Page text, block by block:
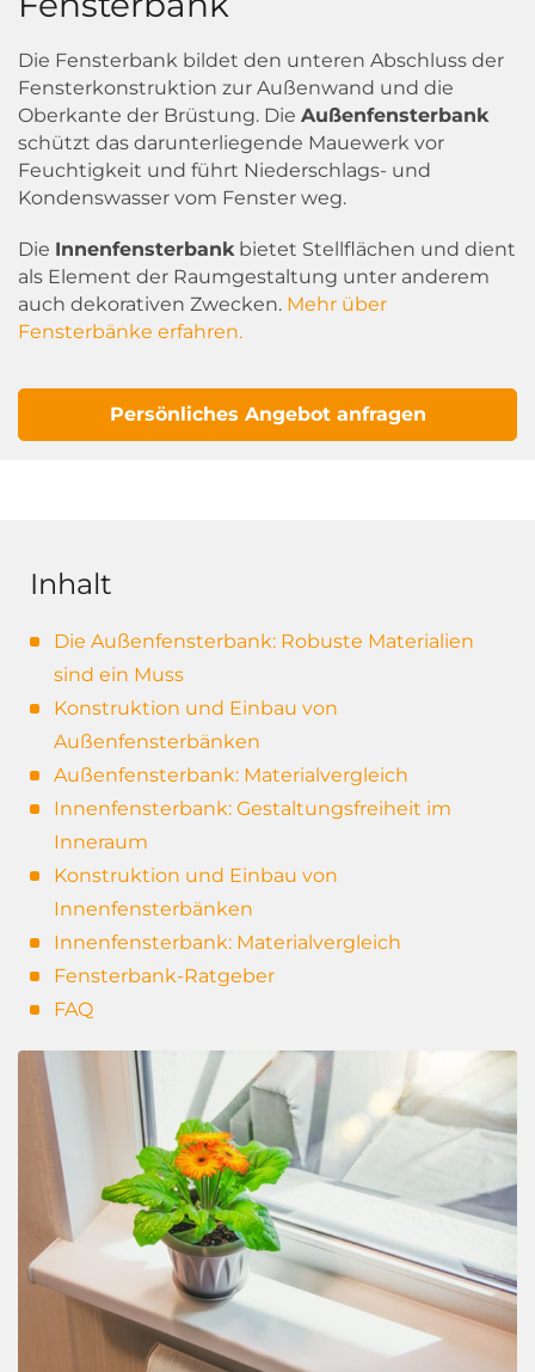
Die Fensterbank bildet den unteren Abschluss der
Fensterkonstruktion zur Außenwand und die
Oberkante der Brüstung. Die Außenfensterbank
schützt das darunterliegende Mauewerk vor
Feuchtigkeit und führt Niederschlags- und
Kondenswasser vom Fenster weg.
Die Innenfensterbankbietet Stellflächen und dient
als Element der Raumgestaltung unter anderem
auch dekorativen Zwecken. Mehr über
Fensterbänke erfahren.
Persönliches Angebot anfragen
Inhalt
Die Außenfensterbank: Robuste Materialien
sind ein Muss
Konstruktion und Einbau von
Außenfensterbänken
Außenfensterbank: Materialvergleich
Innenfensterbank: Gestaltungsfreiheit im
Inneraum
Konstruktion und Einbau von
Innenfensterbänken
Innenfensterbank: Materialvergleich
Fensterbank-Ratgeber
FAQ